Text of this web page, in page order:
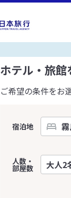
ホテル・旅館
ご希望の条件をお
宿泊地
人数・
部屋数